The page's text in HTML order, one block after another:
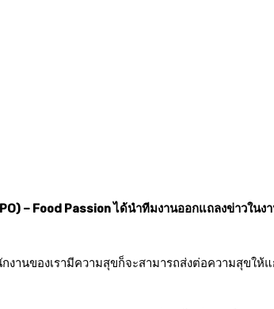
– Food Passion ได้นำทีมงานออกแถลงข่าวในง
านของเรามีความสุขก็จะสามารถส่งต่อความสุขให้